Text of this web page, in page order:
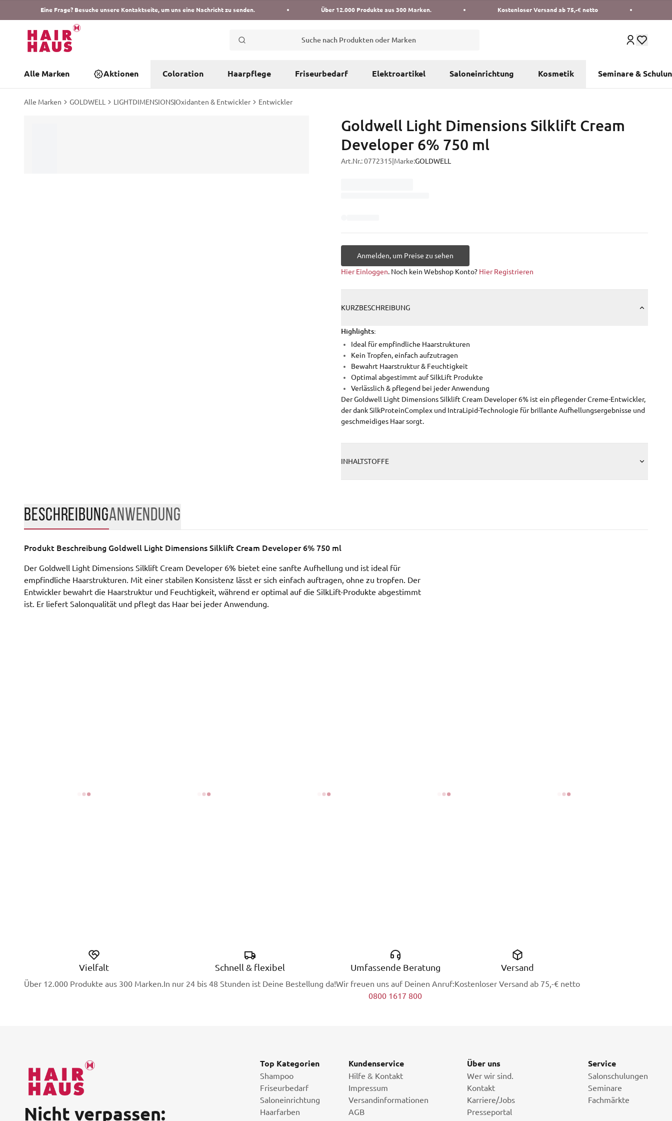
Eine Frage? Besuche unsere Kontaktseite, um uns eine Nachricht zu senden. Über 12.000 Produkte aus 300 Marken. Kostenloser Versand ab 75,-€ netto
Suche nach Produkten oder Marken
Alle Marken Aktionen Coloration Haarpflege Friseurbedarf Elektroartikel Saloneinrichtung Kosmetik Seminare &
Alle Marken GOLDWELL LIGHTDIMENSIONS|Oxidanten & Entwickler Entwickler
Goldwell Light Dimensions Silklift Cream
Developer 6% 750 ml
Art.Nr.:0772315 Marke:GOLDWELL
Anmelden, um Preise zu sehen
Hier Einloggen. Noch kein Webshop Konto? Hier Registrieren
KURZBESCHREIBUNG
Highlights:
Ideal für empfindliche Haarstrukturen
Kein Tropfen, einfach aufzutragen
Bewahrt Haarstruktur & Feuchtigkeit
Optimal abgestimmt auf SilkLift Produkte
Verlässlich & pflegend bei jeder Anwendung
Der Goldwell Light Dimensions Silklift Cream Developer 6% ist ein pflegender Creme-Entwickler,
der dank SilkProteinComplex und IntraLipid-Technologie für brillante Aufhellungsergebnisse und
geschmeidiges Haar sorgt.
INHALTSTOFFE
BESCHREIBUNGANWENDUNG
Produkt Beschreibung Goldwell Light Dimensions Silklift Cream Developer 6% 750 ml
Der Goldwell Light Dimensions Silklift Cream Developer 6% bietet eine sanfte Aufhellung und ist ideal für
empfindliche Haarstrukturen. Mit einer stabilen Konsistenz lässt er sich einfach auftragen, ohne zu tropfen. Der
Entwickler bewahrt die Haarstruktur und Feuchtigkeit, während er optimal auf die SilkLift-Produkte abgestimmt
ist. Er liefert Salonqualität und pflegt das Haar bei jeder Anwendung.
Vielfalt
Über 12.000 Produkte aus 300 Marken.
Schnell & flexibel
In nur 24 bis 48 Stunden ist Deine Bestellung da!
Umfassende Beratung
Wir freuen uns auf Deinen Anruf:
0800 1617 800
Versand
Kostenloser Versand ab 75,-€ netto
Nicht verpassen:
Top Kategorien
Shampoo
Friseurbedarf
Saloneinrichtung
Haarfarben
Kundenservice
Hilfe & Kontakt
Impressum
Versandinformationen
AGB
Über uns
Wer wir sind.
Kontakt
Karriere/Jobs
Presseportal
Service
Salonschulungen
Seminare
Fachmärkte